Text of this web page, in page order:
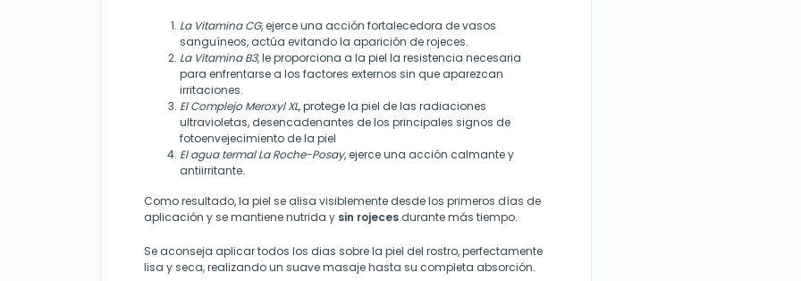
La Vitamina CG, ejerce una acción fortalecedora de vasos
sanguíneos, actúa evitando la aparición de rojeces.
La Vitamina B3, le proporciona a la piel la resistencia necesaria
para enfrentarse a los factores externos sin que aparezcan
irritaciones.
El Complejo Meroxyl XL, protege la piel de las radiaciones
ultravioletas, desencadenantes de los principales signos de
fotoenvejecimiento de la piel
El agua termal La Roche-Posay, ejerce una acción calmante y
antiirritante.
Como resultado, la piel se alisa visiblemente desde los primeros días de
aplicación y se mantiene nutrida y sin rojeces durante más tiempo.
Se aconseja aplicar todos los dias sobre la piel del rostro, perfectamente
lisa y seca, realizando un suave masaje hasta su completa absorción.